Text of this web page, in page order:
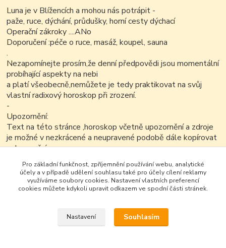
Luna je v Blížencích a mohou nás potrápit -
paže, ruce, dýchání, průdušky, horní cesty dýchací
Operační zákroky ....ANo
Doporučení :péče o ruce, masáž, koupel, sauna
.
Nezapomínejte prosím,že denní předpovědi jsou momentální
probíhající aspekty na nebi
a platí všeobecně,nemůžete je tedy praktikovat na svůj
vlastní radixový horoskop při zrození.
-
Upozornění:
Text na této stránce ,horoskop včetně upozornění a zdroje
je možné v nezkrácené a neupravené podobě dále kopírovat
nekomerčním
Pro základní funkčnost, zpříjemnění používání webu, analytické
účely a v případě udělení souhlasu také pro účely cílení reklamy
využíváme soubory cookies. Nastavení vlastních preferencí
cookies můžete kdykoli upravit odkazem ve spodní části stránek.
Nastavení Souhlasím